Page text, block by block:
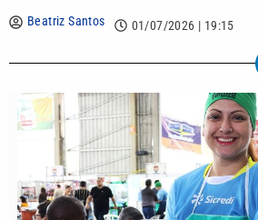
Beatriz Santos 01/07/2026 | 19:15